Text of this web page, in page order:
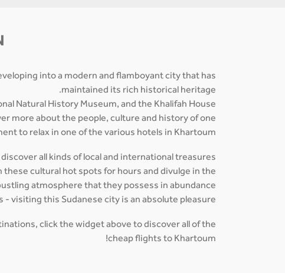
into a modern and flamboyant city that has
maintained its rich historical heritage.
Natural History Museum, and the Khalifah House
more about the people, culture and history of one
to relax in one of the various hotels in Khartoum.
all kinds of local and international treasures
cultural hot spots for hours and divulge in the
atmosphere that they possess in abundance.
visiting this Sudanese city is an absolute pleasure.
click the widget above to discover all of the
cheap flights to Khartoum!